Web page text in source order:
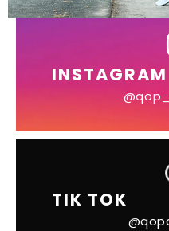
INSTAGRAM
TIK TOK